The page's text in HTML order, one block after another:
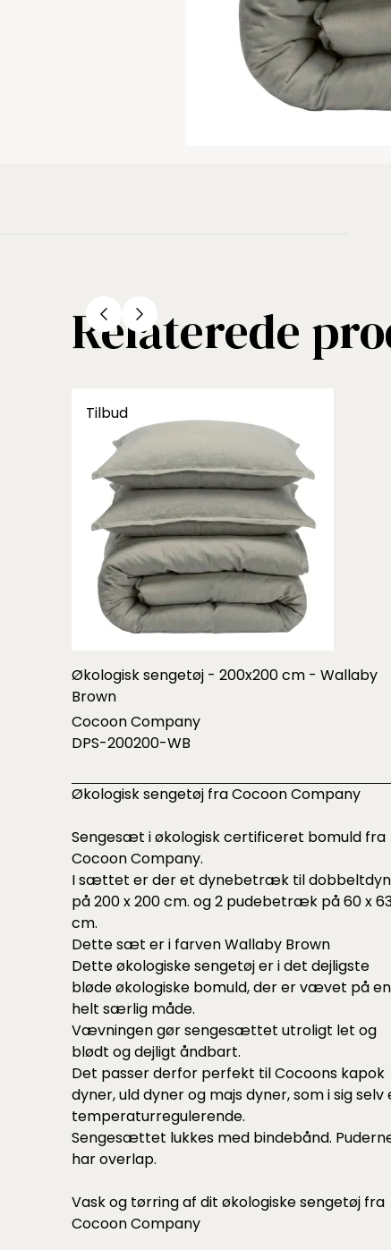
Relaterede
Tilbud
Økologisk sengetøj - 200x200 cm - Wallaby
Brown
Cocoon Company
DPS-200200-WB
Økologisk sengetøj fra Cocoon Company
Sengesæt i økologisk certificeret bomuld fra
Cocoon Company.
I sættet er der et dynebetræk til
på 200 x 200 cm. og 2 pudebetræk på 60 x
cm.
Dette sæt er i farven Wallaby Brown
Dette økologiske sengetøj er i det dejligste
bløde økologiske bomuld, der er vævet på en
helt særlig måde.
Vævningen gør sengesættet utroligt let og
blødt og dejligt åndbart.
Det passer derfor perfekt til Cocoons kapok
dyner,uld dynerog majs dyner, som i sig selv
temperaturregulerende.
Sengesættet lukkes med bindebånd.
har overlap.
Vask og tørring af dit økologiske sengetøj fra
Cocoon Company